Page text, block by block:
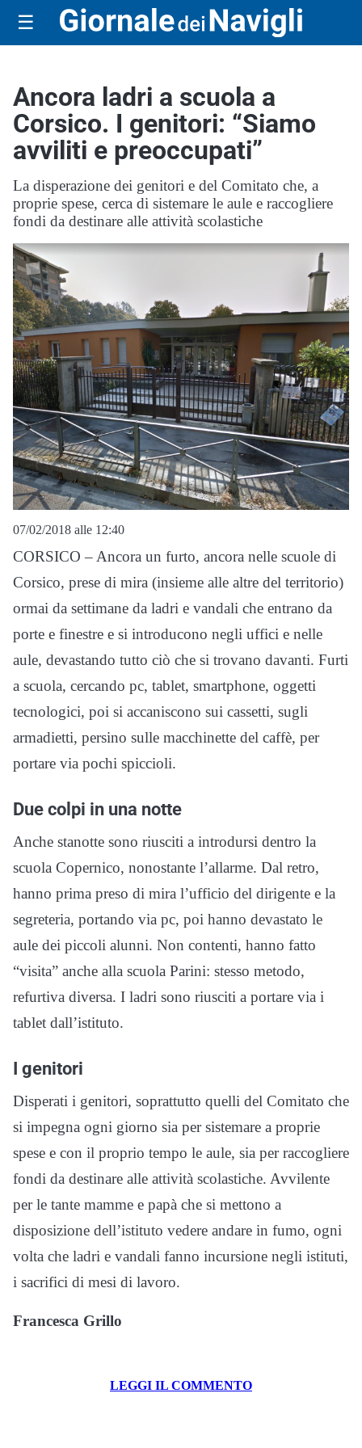
☰
Ancora ladri a scuola a
Corsico. I genitori: “Siamo
avviliti e preoccupati”
La disperazione dei genitori e del Comitato che, a
proprie spese, cerca di sistemare le aule e raccogliere
fondi da destinare alle attività scolastiche
07/02/2018 alle 12:40
CORSICO – Ancora un furto, ancora nelle scuole di
Corsico, prese di mira (insieme alle altre del territorio)
ormai da settimane da ladri e vandali che entrano da
porte e finestre e si introducono negli uffici e nelle
aule, devastando tutto ciò che si trovano davanti. Furti
a scuola, cercando pc, tablet, smartphone, oggetti
tecnologici, poi si accaniscono sui cassetti, sugli
armadietti, persino sulle macchinette del caffè, per
portare via pochi spiccioli.
Due colpi in una notte
Anche stanotte sono riusciti a introdursi dentro la
scuola Copernico, nonostante l’allarme. Dal retro,
hanno prima preso di mira l’ufficio del dirigente e la
segreteria, portando via pc, poi hanno devastato le
aule dei piccoli alunni. Non contenti, hanno fatto
“visita” anche alla scuola Parini: stesso metodo,
refurtiva diversa. I ladri sono riusciti a portare via i
tablet dall’istituto.
I genitori
Disperati i genitori, soprattutto quelli del Comitato che
si impegna ogni giorno sia per sistemare a proprie
spese e con il proprio tempo le aule, sia per raccogliere
fondi da destinare alle attività scolastiche. Avvilente
per le tante mamme e papà che si mettono a
disposizione dell’istituto vedere andare in fumo, ogni
volta che ladri e vandali fanno incursione negli istituti,
i sacrifici di mesi di lavoro.
Francesca Grillo
LEGGI IL COMMENTO